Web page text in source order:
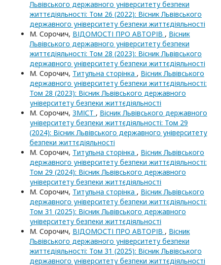
Львівського державного університету безпеки
життєдіяльності: Том 26 (2022): Вісник Львівського
державного університету безпеки життєдіяльності
М. Сорочич, ВІДОМОСТІ ПРО АВТОРІВ , Вісник
Львівського державного університету безпеки
життєдіяльності: Том 28 (2023): Вісник Львівського
державного університету безпеки життєдіяльності
М. Сорочич, Титульна сторінка , Вісник Львівського
державного університету безпеки життєдіяльності:
Том 28 (2023): Вісник Львівського державного
університету безпеки життєдіяльності
М. Сорочич, ЗМІСТ , Вісник Львівського державного
університету безпеки життєдіяльності: Том 29
(2024): Вісник Львівського державного університету
безпеки життєдіяльності
М. Сорочич, Титульна сторінка , Вісник Львівського
державного університету безпеки життєдіяльності:
Том 29 (2024): Вісник Львівського державного
університету безпеки життєдіяльності
М. Сорочич, Титульна сторінка , Вісник Львівського
державного університету безпеки життєдіяльності:
Том 31 (2025): Вісник Львівського державного
університету безпеки життєдіяльності
М. Сорочич, ВІДОМОСТІ ПРО АВТОРІВ , Вісник
Львівського державного університету безпеки
життєдіяльності: Том 31 (2025): Вісник Львівського
державного університету безпеки життєдіяльності